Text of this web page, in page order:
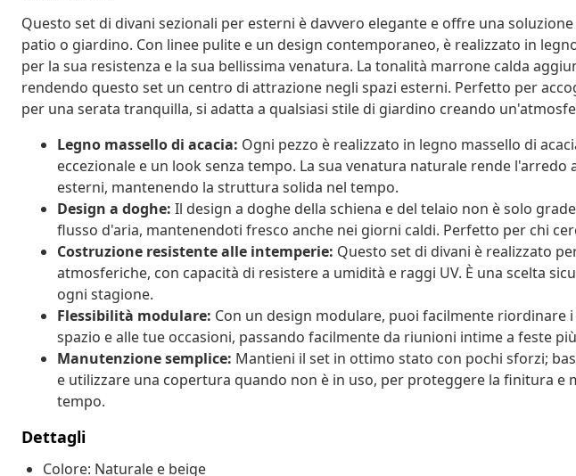
Questo set di divani sezionali per esterni è davvero elegante e offre una
patio o giardino. Con linee pulite e un design contemporaneo, è realizzato in
per la sua resistenza e la sua bellissima venatura. La tonalità marrone calda
rendendo questo set un centro di attrazione negli spazi esterni. Perfetto per
per una serata tranquilla, si adatta a qualsiasi stile di giardino creando
Legno massello di acacia: Ogni pezzo è realizzato in legno massello di
eccezionale e un look senza tempo. La sua venatura naturale rende l'arredo
esterni, mantenendo la struttura solida nel tempo.
Design a doghe: Il design a doghe della schiena e del telaio non è solo
flusso d'aria, mantenendoti fresco anche nei giorni caldi. Perfetto per chi
Costruzione resistente alle intemperie: Questo set di divani è realizzato
atmosferiche, con capacità di resistere a umidità e raggi UV. È una scelta
ogni stagione.
Flessibilità modulare: Con un design modulare, puoi facilmente riordinare
spazio e alle tue occasioni, passando facilmente da riunioni intime a feste
Manutenzione semplice: Mantieni il set in ottimo stato con pochi sforzi;
e utilizzare una copertura quando non è in uso, per proteggere la finitura e
tempo.
Dettagli
Colore: Naturale e beige